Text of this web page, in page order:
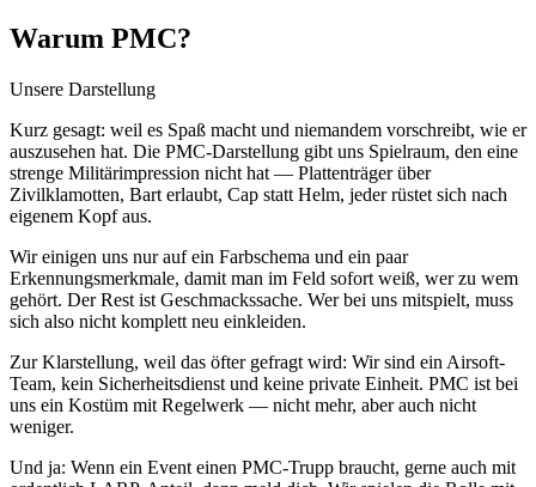
Warum PMC?
Unsere Darstellung
Kurz gesagt: weil es Spaß macht und niemandem vorschreibt, wie er
auszusehen hat. Die PMC-Darstellung gibt uns Spielraum, den eine
strenge Militärimpression nicht hat — Plattenträger über
Zivilklamotten, Bart erlaubt, Cap statt Helm, jeder rüstet sich nach
eigenem Kopf aus.
Wir einigen uns nur auf ein Farbschema und ein paar
Erkennungsmerkmale, damit man im Feld sofort weiß, wer zu wem
gehört. Der Rest ist Geschmackssache. Wer bei uns mitspielt, muss
sich also nicht komplett neu einkleiden.
Zur Klarstellung, weil das öfter gefragt wird: Wir sind ein Airsoft-
Team, kein Sicherheitsdienst und keine private Einheit. PMC ist bei
uns ein Kostüm mit Regelwerk — nicht mehr, aber auch nicht
weniger.
Und ja: Wenn ein Event einen PMC-Trupp braucht, gerne auch mit